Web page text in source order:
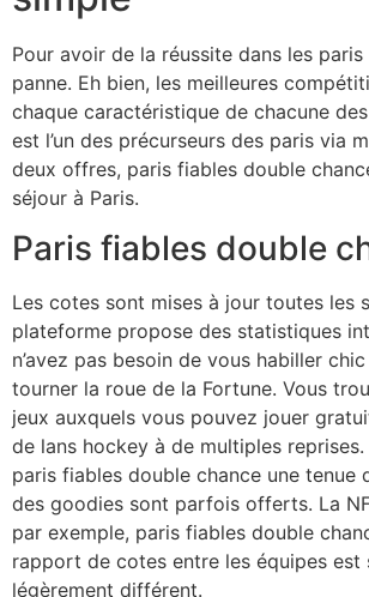
Pour avoir de la réussite dans les
panne. Eh bien, les meilleures
chaque caractéristique de chacune
est l’un des précurseurs des paris via
deux offres, paris fiables double
séjour à Paris.
Paris fiables double
Les cotes sont mises à jour toutes les
plateforme propose des statistiques
n’avez pas besoin de vous habiller
tourner la roue de la Fortune. Vous
jeux auxquels vous pouvez jouer
de lans hockey à de multiples reprises.
paris fiables double chance une tenue
des goodies sont parfois offerts. La
par exemple, paris fiables double
rapport de cotes entre les équipes est
légèrement différent.